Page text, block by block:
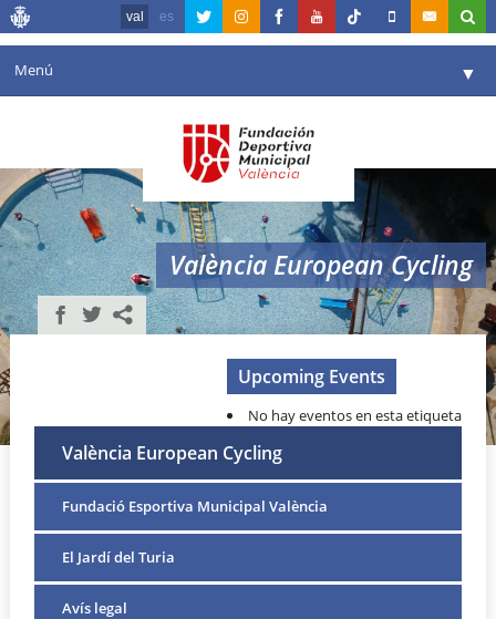
val es
Menú ▼
Agenda
Instal·lacions
Comunicació ▼
València en esport ▼
València European Cycling
Upcoming Events
No hay eventos en esta etiqueta
València European Cycling
Fundació Esportiva Municipal València
El Jardí del Turia
Avís legal